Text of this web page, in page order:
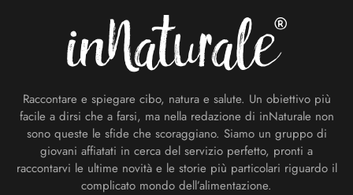
Raccontare e spiegare cibo, natura e salute. Un obiettivo più
facile a dirsi che a farsi, ma nella redazione di inNaturale non
sono queste le sfide che scoraggiano. Siamo un gruppo di
giovani affiatati in cerca del servizio perfetto, pronti a
raccontarvi le ultime novità e le storie più particolari riguardo il
complicato mondo dell’alimentazione.